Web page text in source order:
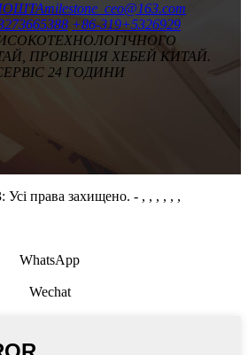
milestone_ceo@163.com
+86-319+5326929
ПРОВІНЦІЯ ХЕБЕЙ КИТАЙ.
24 ГОДИНИ
права захищено. - , , , , , ,
WhatsApp
Wechat